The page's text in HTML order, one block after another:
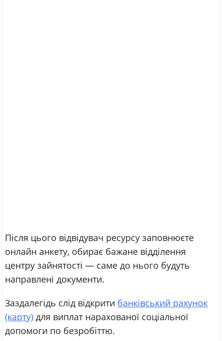
Після цього відвідувач ресурсу заповнюєте
онлайн анкету, обирає бажане відділення
центру зайнятості — саме до нього будуть
направлені документи.
Заздалегідь слід відкрити банківський рахунок
(карту) для виплат нарахованої соціальної
допомоги по безробіттю.